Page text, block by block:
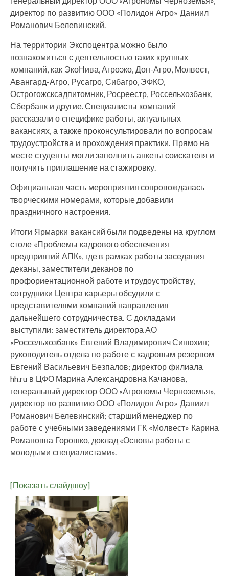
директор по развитию ООО «Полидон Агро» Даниил
Романович Белевинский.
На территории Экспоцентра можно было
познакомиться с деятельностью таких крупных
компаний, как ЭкоНива, Агроэко, Дон-Агро, Молвест,
Авангард-Агро, Русагро, Сибагро, ЭФКО,
Острогожсксадпитомник, Росреестр, Россельхозбанк,
Сбербанк и другие. Специалисты компаний
рассказали о специфике работы, актуальных
вакансиях, а также проконсультировали по вопросам
трудоустройства и прохождения практики. Прямо на
месте студенты могли заполнить анкеты соискателя и
получить приглашение на стажировку.
Официальная часть мероприятия сопровождалась
творческими номерами, которые добавили
праздничного настроения.
Итоги Ярмарки вакансий были подведены на круглом
столе «Проблемы кадрового обеспечения
предприятий АПК», где в рамках работы заседания
деканы, заместители деканов по
профориентационной работе и трудоустройству,
сотрудники Центра карьеры обсудили с
представителями компаний направления
дальнейшего сотрудничества. С докладами
выступили: заместитель директора АО
«Россельхозбанк» Евгений Владимирович Синюхин;
руководитель отдела по работе с кадровым резервом
Евгений Васильевич Безпалов; директор филиала
hh.ru в ЦФО Марина Александровна Качанова,
генеральный директор ООО «Агрономы Черноземья»,
директор по развитию ООО «Полидон Агро» Даниил
Романович Белевинский; старший менеджер по
работе с учебными заведениями ГК «Молвест» Карина
Романовна Горошко, доклад «Основы работы с
молодыми специалистами».
[Показать слайдшоу]